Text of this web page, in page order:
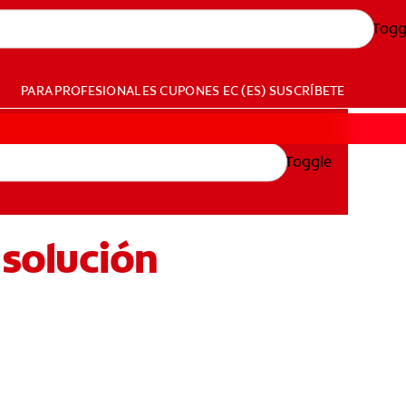
PARA PROFESIONALESCUPONES EC (ES) SUSCRÍBETE
Toggle